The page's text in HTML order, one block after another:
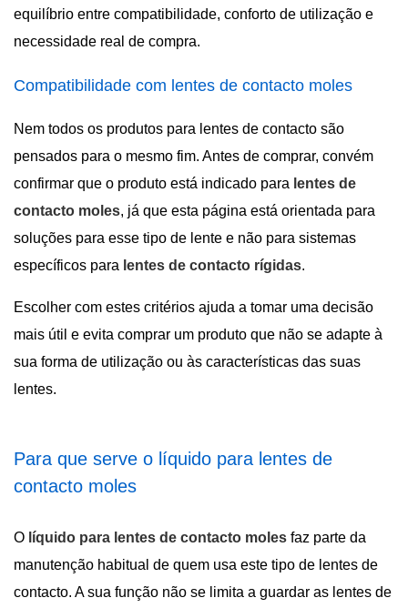
equilíbrio entre compatibilidade, conforto de utilização e
necessidade real de compra.
Compatibilidade com lentes de contacto moles
Nem todos os produtos para lentes de contacto são
pensados para o mesmo fim. Antes de comprar, convém
confirmar que o produto está indicado para lentes de
contacto moles, já que esta página está orientada para
soluções para esse tipo de lente e não para sistemas
específicos para lentes de contacto rígidas.
Escolher com estes critérios ajuda a tomar uma decisão
mais útil e evita comprar um produto que não se adapte à
sua forma de utilização ou às características das suas
lentes.
Para que serve o líquido para lentes de
contacto moles
O líquido para lentes de contacto moles faz parte da
manutenção habitual de quem usa este tipo de lentes de
contacto. A sua função não se limita a guardar as lentes de